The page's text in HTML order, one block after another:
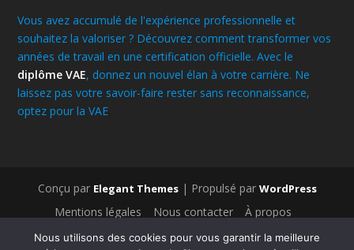
Vous avez accumulé de l'expérience professionnelle et
souhaitez la valoriser ? Découvrez comment transformer vos
années de travail en une certification officielle. Avec le
diplôme VAE, donnez un nouvel élan à votre carrière. Ne
laissez pas votre savoir-faire rester sans reconnaissance,
optez pour la VAE
Conçu par Elegant Themes| Propulsé par WordPress
Mentions légales Nous contacter
À propos
Nous utilisons des cookies pour vous garantir la meilleure